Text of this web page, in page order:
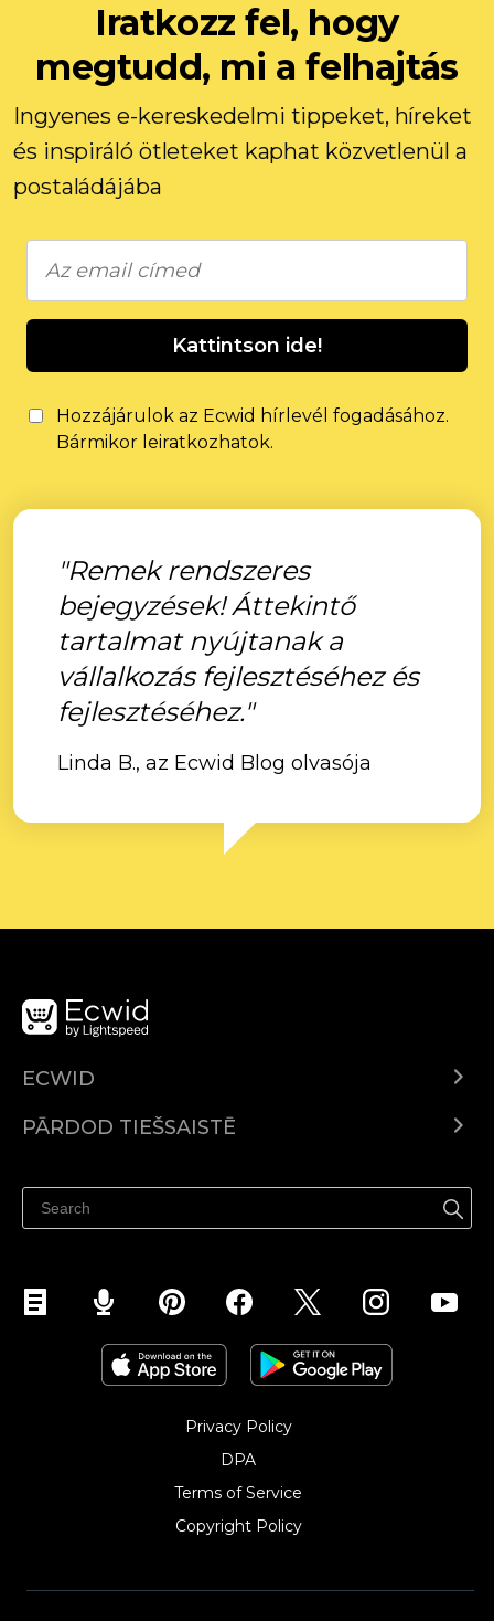
Iratkozz fel, hogy
megtudd, mi a felhajtás
Ingyenes e-kereskedelmi tippeket, híreket
és inspiráló ötleteket kaphat közvetlenül a
postaládájába
Kattintson ide!
Hozzájárulok az Ecwid hírlevél fogadásához.
Bármikor leiratkozhatok.
"Remek rendszeres
bejegyzések! Áttekintő
tartalmat nyújtanak a
vállalkozás fejlesztéséhez és
fejlesztéséhez."
Linda B., az Ecwid Blog olvasója
ECWID
Izcenojumi
PĀRDOD TIEŠSAISTĒ
Pārdod Facebook
Pārdod Instagram
Privacy Policy
DPA
Terms of Service
Copyright Policy‎